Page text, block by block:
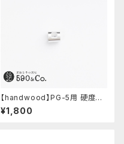
【handwood】PG-5用 硬度表
示窓 (超超ジュラルミン/正方形)
¥1,800